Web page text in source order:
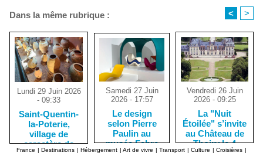
Dans la même rubrique : < >
Lundi 29 Juin 2026
- 09:33
Saint-Quentin-
la-Poterie,
village de
caractère de
potiers
Samedi 27 Juin
2026 - 17:57
Le design
selon Pierre
Paulin au
musée Fabre
de Montpellier
Vendredi 26 Juin
2026 - 09:25
La "Nuit
Étoilée" s’invite
au Château de
Thoiry le 4
juillet
France | Destinations | Hébergement | Art de vivre | Transport | Culture | Croisières |